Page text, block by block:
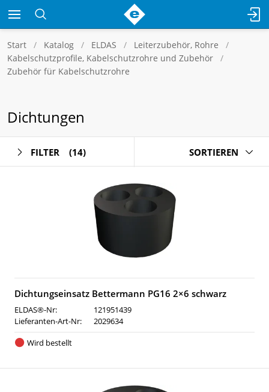
Start Katalog ELDAS
Leiterzubehör, Rohre
Kabelschutzprofile, Kabelschutzrohre und Zubehör
Zubehör für Kabelschutzrohre
Dichtungen
FILTER (14) SORTIEREN
Dichtungseinsatz Bettermann PG16 2×6 schwarz
ELDAS®-Nr:
121951439
Lieferanten-Art-Nr:
2029634
Wird bestellt